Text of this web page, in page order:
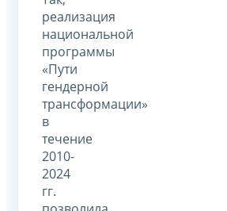
реализация
национальной
программы
«Пути
гендерной
трансформации»
в
течение
2010-
2024
гг.